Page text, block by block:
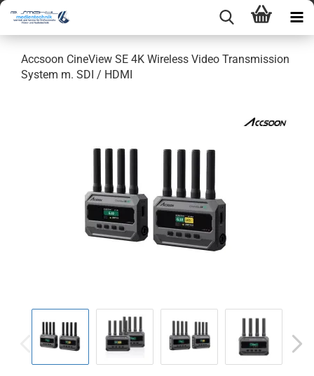
Accsoon CineView SE 4K Wireless Video Transmission
System m. SDI / HDMI